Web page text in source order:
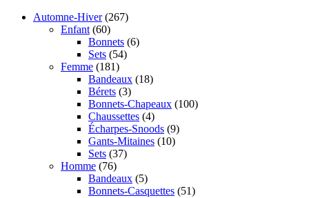
Automne-Hiver (267)
Enfant (60)
Bonnets (6)
Sets (54)
Femme (181)
Bandeaux (18)
Bérets (3)
Bonnets-Chapeaux (100)
Chaussettes (4)
Écharpes-Snoods (9)
Gants-Mitaines (10)
Sets (37)
Homme (76)
Bandeaux (5)
Bonnets-Casquettes (51)